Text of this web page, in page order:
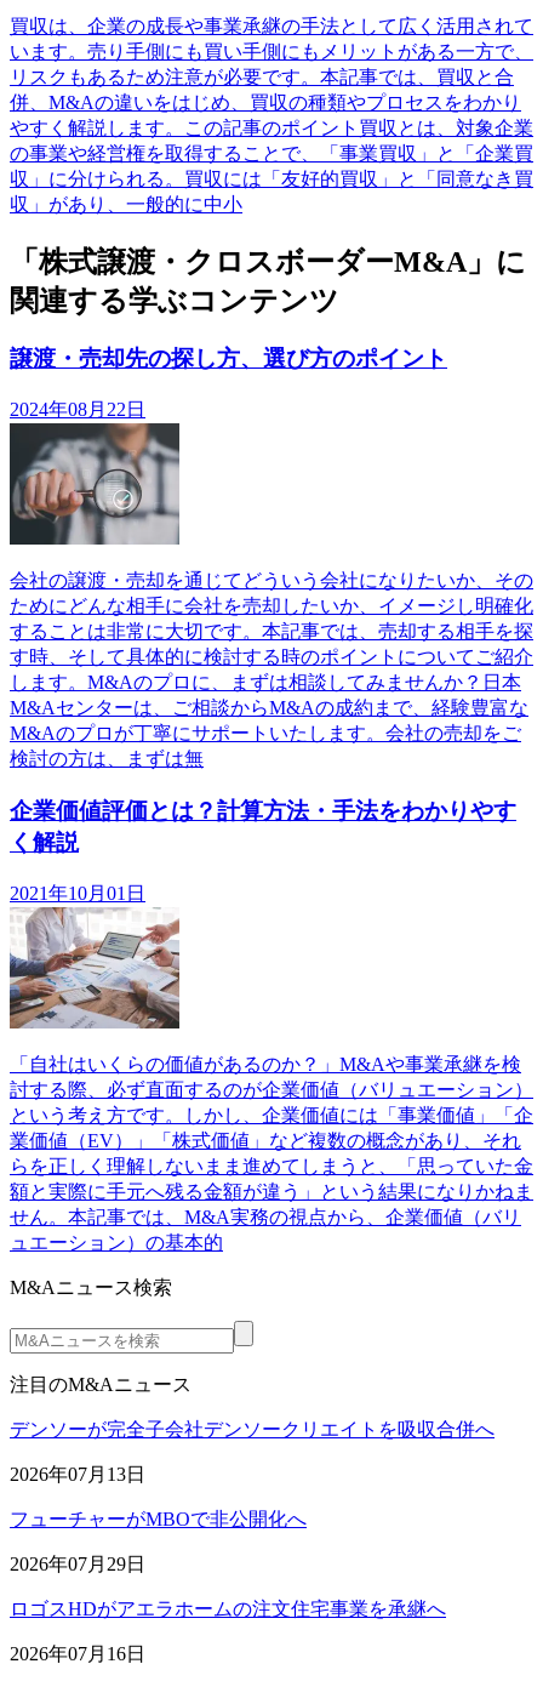
買収は、企業の成長や事業承継の手法として広く活用されて
います。売り手側にも買い手側にもメリットがある一方で、
リスクもあるため注意が必要です。本記事では、買収と合
併、M&Aの違いをはじめ、買収の種類やプロセスをわかり
やすく解説します。この記事のポイント買収とは、対象企業
の事業や経営権を取得することで、「事業買収」と「企業買
収」に分けられる。買収には「友好的買収」と「同意なき買
収」があり、一般的に中小
「株式譲渡・クロスボーダーM&A」に
関連する学ぶコンテンツ
譲渡・売却先の探し方、選び方のポイント
2024年08月22日
会社の譲渡・売却を通じてどういう会社になりたいか、その
ためにどんな相手に会社を売却したいか、イメージし明確化
することは非常に大切です。本記事では、売却する相手を探
す時、そして具体的に検討する時のポイントについてご紹介
します。M&Aのプロに、まずは相談してみませんか？日本
M&Aセンターは、ご相談からM&Aの成約まで、経験豊富な
M&Aのプロが丁寧にサポートいたします。会社の売却をご
検討の方は、まずは無
企業価値評価とは？計算方法・手法をわかりやす
く解説
2021年10月01日
「自社はいくらの価値があるのか？」M&Aや事業承継を検
討する際、必ず直面するのが企業価値（バリュエーション）
という考え方です。しかし、企業価値には「事業価値」「企
業価値（EV）」「株式価値」など複数の概念があり、それ
らを正しく理解しないまま進めてしまうと、「思っていた金
額と実際に手元へ残る金額が違う」という結果になりかねま
せん。本記事では、M&A実務の視点から、企業価値（バリ
ュエーション）の基本的
M&Aニュース検索
注目のM&Aニュース
デンソーが完全子会社デンソークリエイトを吸収合併へ
2026年07月13日
フューチャーがMBOで非公開化へ
2026年07月29日
ロゴスHDがアエラホームの注文住宅事業を承継へ
2026年07月16日